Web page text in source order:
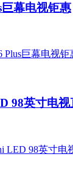
幕电视钜惠
98英寸电视